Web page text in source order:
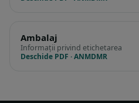
Ambalaj
Informații privind etichetarea
Deschide PDF · ANMDMR